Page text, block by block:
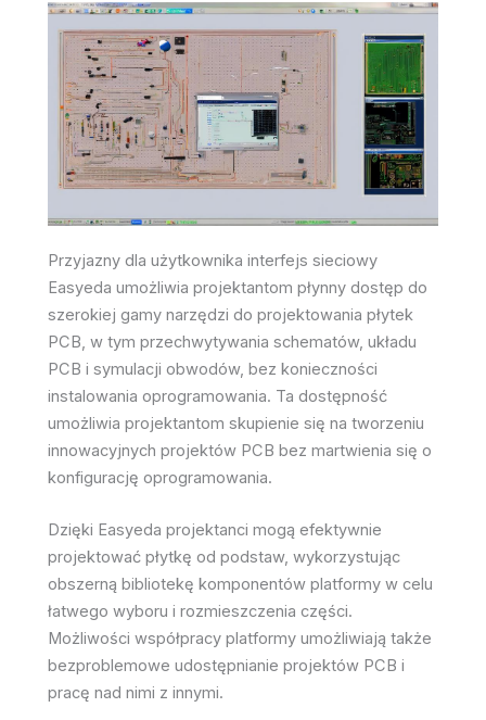
Przyjazny dla użytkownika interfejs sieciowy
Easyeda umożliwia projektantom płynny dostęp do
szerokiej gamy narzędzi do projektowania płytek
PCB, w tym przechwytywania schematów, układu
PCB i symulacji obwodów, bez konieczności
instalowania oprogramowania. Ta dostępność
umożliwia projektantom skupienie się na tworzeniu
innowacyjnych projektów PCB bez martwienia się o
konfigurację oprogramowania.
Dzięki Easyeda projektanci mogą efektywnie
projektować płytkę od podstaw, wykorzystując
obszerną bibliotekę komponentów platformy w celu
łatwego wyboru i rozmieszczenia części.
Możliwości współpracy platformy umożliwiają także
bezproblemowe udostępnianie projektów PCB i
pracę nad nimi z innymi.